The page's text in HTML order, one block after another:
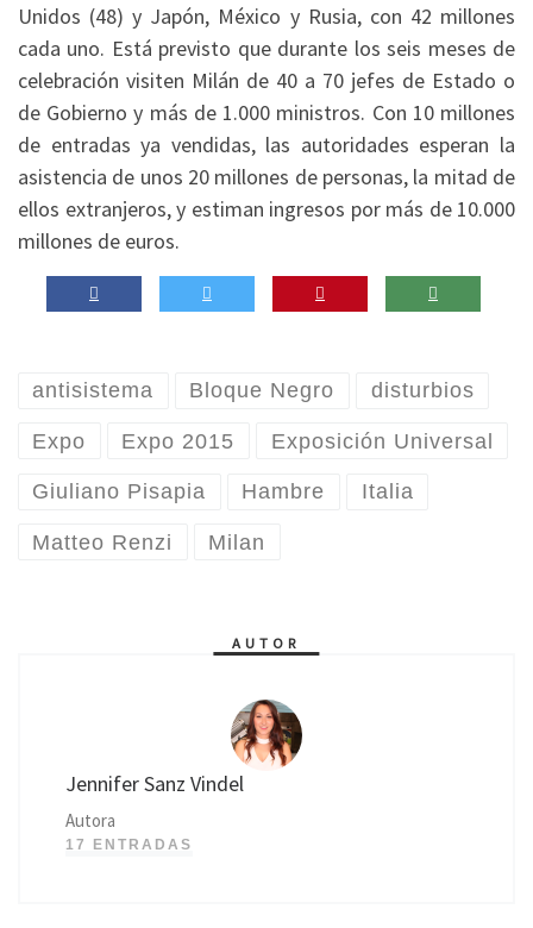
Unidos (48) y Japón, México y Rusia, con 42 millones
cada uno. Está previsto que durante los seis meses de
celebración visiten Milán de 40 a 70 jefes de Estado o
de Gobierno y más de 1.000 ministros. Con 10 millones
de entradas ya vendidas, las autoridades esperan la
asistencia de unos 20 millones de personas, la mitad de
ellos extranjeros, y estiman ingresos por más de 10.000
millones de euros.
antisistema Bloque Negro disturbios
Expo Expo 2015 Exposición Universal
Giuliano Pisapia Hambre Italia
Matteo Renzi Milan
AUTOR
Jennifer Sanz Vindel
Autora
17 ENTRADAS